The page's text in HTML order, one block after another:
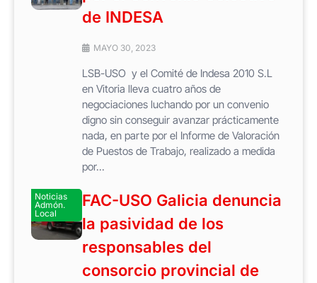
de INDESA
MAYO 30, 2023
LSB-USO y el Comité de Indesa 2010 S.L
en Vitoria lleva cuatro años de
negociaciones luchando por un convenio
digno sin conseguir avanzar prácticamente
nada, en parte por el Informe de Valoración
de Puestos de Trabajo, realizado a medida
por...
Noticias
Admón.
Local
FAC-USO Galicia denuncia
la pasividad de los
responsables del
consorcio provincial de